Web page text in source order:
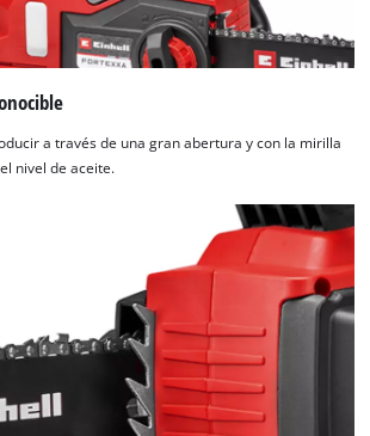
a través de una gran abertura y con la mirilla
nivel de aceite.